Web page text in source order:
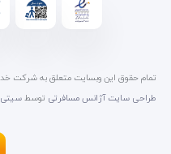
تمام حقوق این وبسایت متعلق به شرکت
طراحی سایت آژانس مسافرتی توسط